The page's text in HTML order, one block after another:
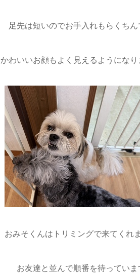
足先は短いのでお手入れもらくち
かわいいお顔もよく見えるようにな
おみそくんはトリミングで来てくれ
お友達と並んで順番を待ってい